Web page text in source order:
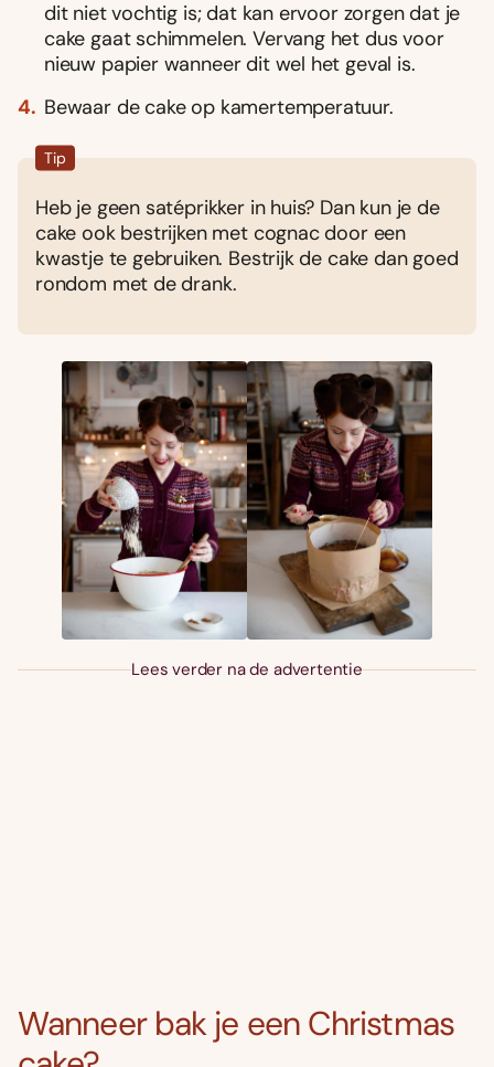
dit niet vochtig is; dat kan ervoor zorgen dat je
cake gaat schimmelen. Vervang het dus voor
nieuw papier wanneer dit wel het geval is.
Bewaar de cake op kamertemperatuur.
Tip
Heb je geen satéprikker in huis? Dan kun je de
cake ook bestrijken met cognac door een
kwastje te gebruiken. Bestrijk de cake dan goed
rondom met de drank.
Lees verder na de advertentie
Wanneer bak je een Christmas